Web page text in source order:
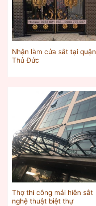
Nhận làm cửa sắt tại quận
Thủ Đức
Thợ thi công mái hiên sắt
nghệ thuật biệt thự